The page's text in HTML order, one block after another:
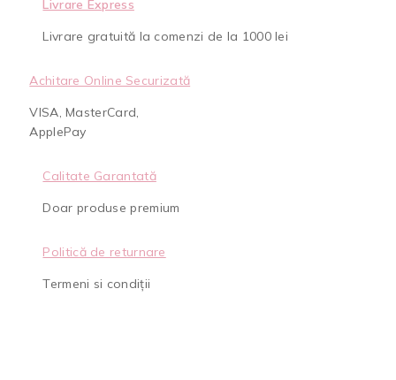
Livrare Express
Livrare gratuită la comenzi de la 1000 lei
Achitare Online Securizată
VISA, MasterCard,
ApplePay
Calitate Garantată
Doar produse premium
Politică de returnare
Termeni si condiții